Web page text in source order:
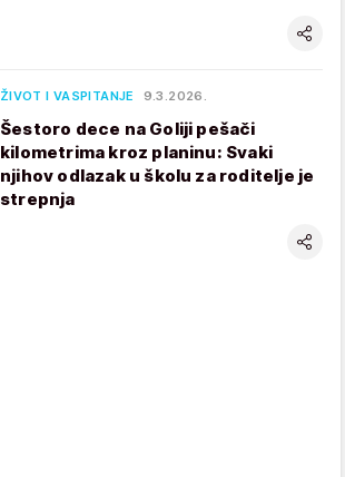
ŽIVOT I VASPITANJE 9.3.2026.
Šestoro dece na Goliji pešači
kilometrima kroz planinu: Svaki
njihov odlazak u školu za roditelje je
strepnja